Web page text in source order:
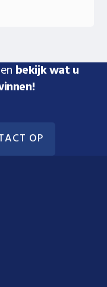
bekijk wat u
OP